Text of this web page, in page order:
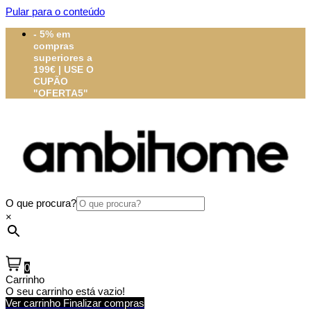
Pular para o conteúdo
- 5% em
compras
superiores a
199€ | USE O
CUPÃO
"OFERTA5"
O que procura?
×
0
Carrinho
O seu carrinho está vazio!
Ver carrinho Finalizar compras